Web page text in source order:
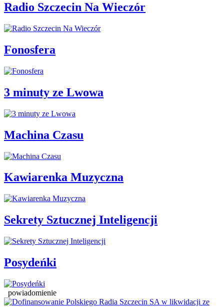
Radio Szczecin Na Wieczór
Fonosfera
3 minuty ze Lwowa
Machina Czasu
Kawiarenka Muzyczna
Sekrety Sztucznej Inteligencji
Posydeńki
powiadomienie